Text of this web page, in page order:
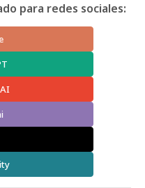
para redes sociales: